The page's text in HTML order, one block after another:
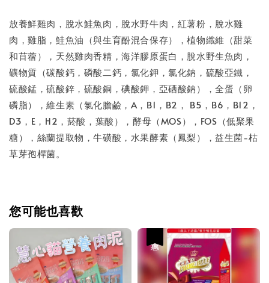
放養鮮雞肉，脫水鮭魚肉，脫水野牛肉，紅薯粉，脫水雞
肉，雞脂，鮭魚油（與生育酚混合保存），植物纖維（甜菜
和苜蓿），天然雞肉香精，海洋膠原蛋白，脫水野生魚肉，
礦物質（碳酸鈣，磷酸二鈣，氯化鉀，氯化鈉，硫酸亞鐵，
硫酸錳，硫酸鋅，硫酸銅，碘酸鉀，亞硒酸鈉），全蛋（卵
磷脂），維生素（氯化膽鹼，A，B1，B2， B5，B6，B12，
D3，E，H2，菸酸，葉酸），酵母（MOS），FOS（低聚果
糖），絲蘭提取物，牛磺酸，水果酵素（鳳梨），益生菌-枯
草芽孢桿菌。
您可能也喜歡